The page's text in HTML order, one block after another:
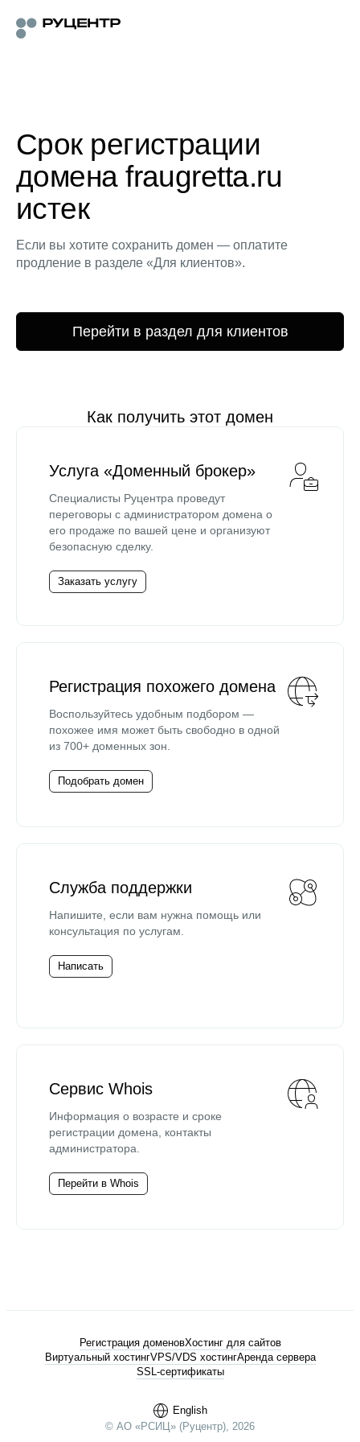
Срок регистрации
домена fraugretta.ru
истек
Если вы хотите сохранить домен — оплатите
продление в разделе «Для клиентов».
Перейти в раздел для клиентов
Как получить этот домен
Услуга «Доменный брокер»
Специалисты Руцентра проведут
переговоры с администратором домена о
его продаже по вашей цене и организуют
безопасную сделку.
Заказать услугу
Регистрация похожего домена
Воспользуйтесь удобным подбором —
похожее имя может быть свободно в одной
из 700+ доменных зон.
Подобрать домен
Служба поддержки
Напишите, если вам нужна помощь или
консультация по услугам.
Написать
Сервис Whois
Информация о возрасте и сроке
регистрации домена, контакты
администратора.
Перейти в Whois
English
© АО «РСИЦ» (Руцентр), 2026
Регистрация доменовХостинг для сайтов
Виртуальный хостингVPS/VDS хостингАренда сервера
SSL-сертификаты